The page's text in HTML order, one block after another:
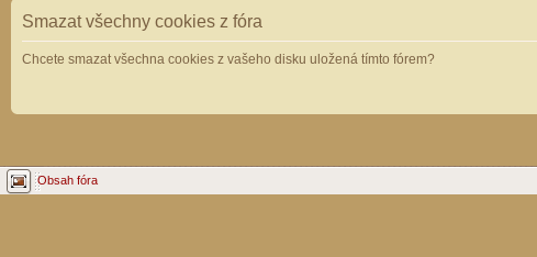
Smazat všechny cookies z fóra
Chcete smazat všechna cookies z vašeho disku uložená tímto fórem?
Obsah fóra